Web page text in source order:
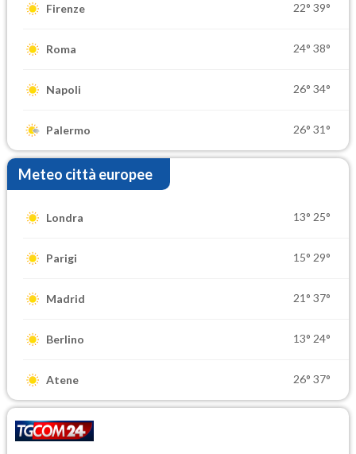
Firenze 22° 39°
Roma 24° 38°
Napoli 26° 34°
Palermo 26° 31°
Meteo città europee
Londra 13° 25°
Parigi 15° 29°
Madrid 21° 37°
Berlino 13° 24°
Atene 26° 37°